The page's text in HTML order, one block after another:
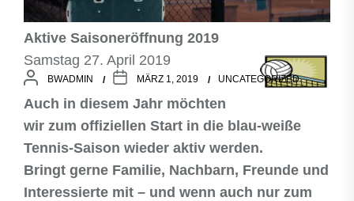
BWADMIN MÄRZ 1, 2019 UNCATEGORIZED
Aktive Saisoneröffnung 2019
Samstag 27. April 2019
Auch in diesem Jahr möchten
wir zum offiziellen Start in die blau-weiße
Tennis-Saison wieder aktiv werden.
Bringt gerne Familie, Nachbarn, Freunde und
Interessierte mit – und wenn auch nur zum